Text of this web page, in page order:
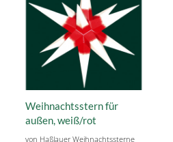
Weihnachtsstern für
außen, weiß/rot
von Haßlauer Weihnachtssterne